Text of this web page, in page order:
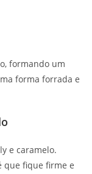
formando um
forma forrada e
e caramelo.
que fique firme e